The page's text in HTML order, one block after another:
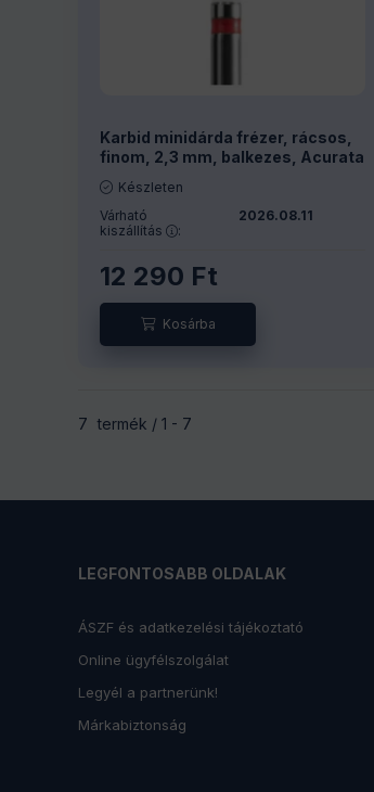
Karbid minidárda frézer, rácsos,
finom, 2,3 mm, balkezes, Acurata
Készleten
Várható
kiszállítás
:
2026.08.11
12 290 Ft
Összes termék a kategóriában
7 termék 1 7
LEGFONTOSABB OLDALAK
ÁSZF és adatkezelési tájékoztató
Online ügyfélszolgálat
Legyél a partnerünk!
Márkabiztonság